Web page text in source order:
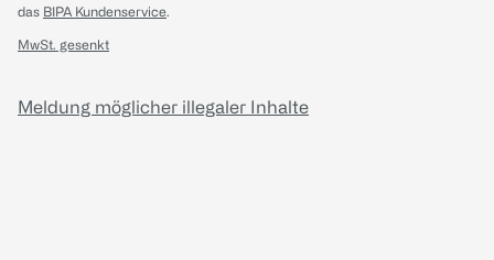
das BIPA Kundenservice.
MwSt. gesenkt
Meldung möglicher illegaler Inhalte